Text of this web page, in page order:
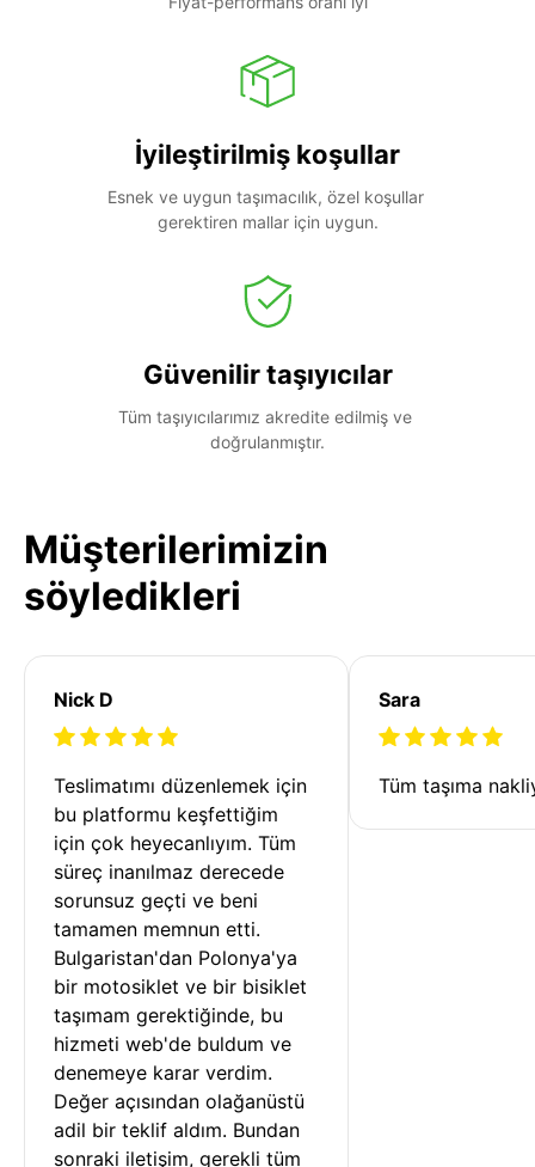
İyileştirilmiş koşullar
Esnek ve uygun taşımacılık, özel koşullar
gerektiren mallar için uygun.
Güvenilir taşıyıcılar
Tüm taşıyıcılarımız akredite edilmiş ve
doğrulanmıştır.
Müşterilerimizin
söyledikleri
Nick D
Teslimatımı düzenlemek için
bu platformu keşfettiğim
için çok heyecanlıyım. Tüm
süreç inanılmaz derecede
sorunsuz geçti ve beni
tamamen memnun etti.
Bulgaristan'dan Polonya'ya
bir motosiklet ve bir bisiklet
taşımam gerektiğinde, bu
hizmeti web'de buldum ve
denemeye karar verdim.
Değer açısından olağanüstü
adil bir teklif aldım. Bundan
sonraki iletişim, gerekli tüm
Sara
Tüm taşıma